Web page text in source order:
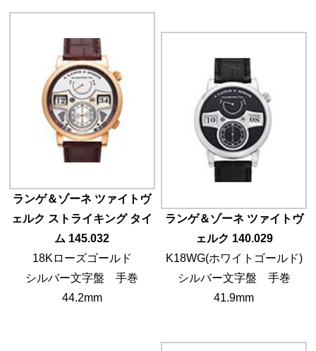
ランゲ＆ゾーネ ツァイトヴ
ェルク ストライキング タイ
ム 145.032
18Kローズゴールド
シルバー文字盤 手巻
44.2mm
ランゲ＆ゾーネ ツァイトヴ
ェルク 140.029
K18WG(ホワイトゴールド)
シルバー文字盤 手巻
41.9mm